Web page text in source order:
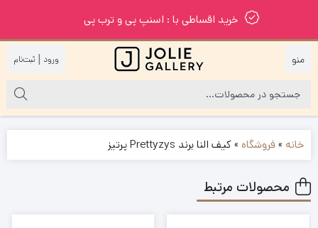
خرید اقساطی با : اسنپ پی و ترب پی
|
خانه »فروشگاه »کیف النا برند Prettyzys پرتیز
محصولات مرتبط